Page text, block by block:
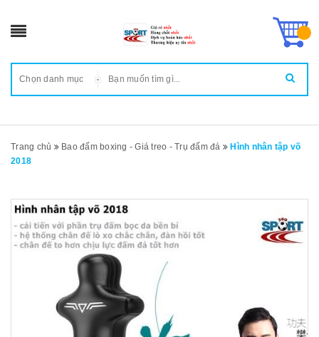
Chọn danh mục
Trang chủ Bao đấm boxing - Giá treo - Trụ đấm đá
Hình nhân tập võ
2018